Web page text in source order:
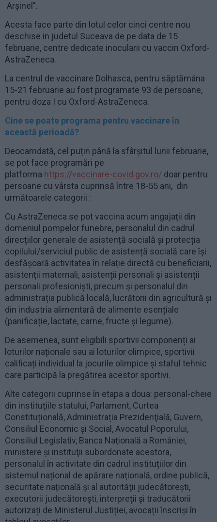
Arșinel”.
Acesta face parte din lotul celor cinci centre nou
deschise in judetul Suceava de pe data de 15
februarie, centre dedicate inocularii cu vaccin Oxford-
AstraZeneca.
La centrul de vaccinare Dolhasca, pentru săptămâna
15-21 februarie au fost programate 93 de persoane,
pentru doza I cu Oxford-AstraZeneca.
Cine se poate programa pentru vaccinare în
această perioadă?
Deocamdată, cel puțin până la sfârșitul lunii februarie,
se pot face programări pe
platforma https://vaccinare-covid.gov.ro/ doar pentru
persoane cu vârsta cuprinsă între 18-55 ani, din
următoarele categorii :
Cu AstraZeneca se pot vaccina acum angajații din
domeniul pompelor funebre, personalul din cadrul
direcțiilor generale de asistență socială și protecția
copilului/serviciul public de asistență socială care își
desfășoară activitatea în relație directă cu beneficiarii,
asistenții maternali, asistenții personali și asistenții
personali profesioniști, precum și personalul din
administrația publică locală, lucrătorii din agricultură și
din industria alimentară de alimente esențiale
(panificație, lactate, carne, fructe și legume).
De asemenea, sunt eligibili sportivii componenți ai
loturilor naționale sau ai loturilor olimpice, sportivii
calificați individual la jocurile olimpice și staful tehnic
care participă la pregătirea acestor sportivi.
Alte categorii cuprinse în etapa a doua: personal-cheie
din instituţiile statului, Parlament, Curtea
Constituțională, Administrația Prezidenţială, Guvern,
Consiliul Economic și Social, Avocatul Poporului,
Consiliul Legislativ, Banca Națională a României,
ministere şi instituţii subordonate acestora,
personalul în activitate din cadrul instituțiilor din
sistemul național de apărare națională, ordine publică,
securitate națională şi al autorităţii judecătoreşti,
executorii judecătorești, interpreții și traducătorii
autorizați de Ministerul Justiției, avocații înscriși în